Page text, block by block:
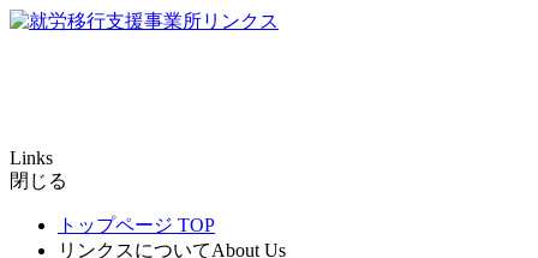
Links
閉じる
トップページ TOP
リンクスについてAbout Us